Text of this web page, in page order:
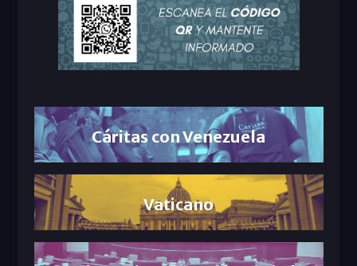
Cáritas con Venezuela
Vaticano